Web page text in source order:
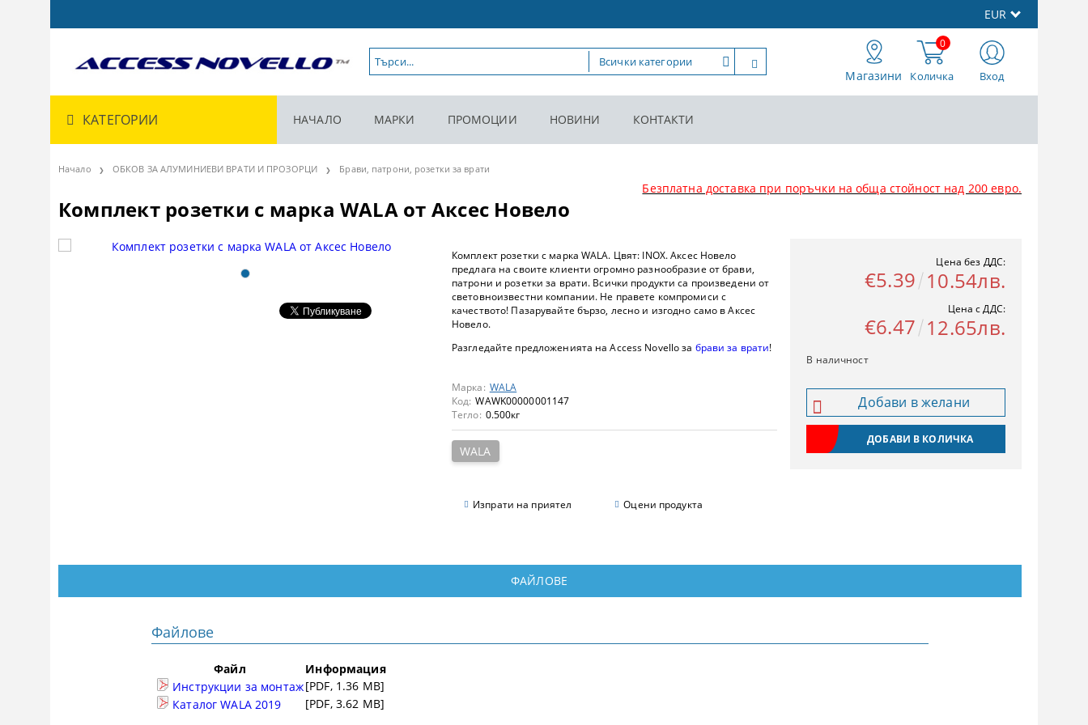
EUR
Магазини Количка
0
Вход
КАТЕГОРИИ НАЧАЛО МАРКИ ПРОМОЦИИ НОВИНИ КОНТАКТИ
Начало ОБКОВ ЗА АЛУМИНИЕВИ ВРАТИ И ПРОЗОРЦИ Брави, патрони, розетки за врати
Безплатна доставка при поръчки на обща стойност над 200 евро.
Комплект розетки с марка WALA от Аксес Новело
Комплект розетки с марка WALA. Цвят: INOX. Аксес Новело
предлага на своите клиенти огромно разнообразие от брави,
патрони и розетки за врати. Всички продукти са произведени от
световноизвестни компании. Не правете компромиси с
качеството! Пазарувайте бързо, лесно и изгодно само в Аксес
Новело.
Разгледайте предложенията на Access Novello за брави за врати!
Марка: WALA
Код: WAWK00000001147
Тегло: 0.500кг
WALA
Изпрати на приятел Оцени продукта
Цена без ДДС:
€5.39 10.54лв.
Цена с ДДС:
€6.47 12.65лв.
В наличност
Добави в желани
ФАЙЛОВЕ
Файлове
Файл
Информация
Инструкции за монтаж[PDF, 1.36 MB]
Каталог WALA 2019
[PDF, 3.62 MB]